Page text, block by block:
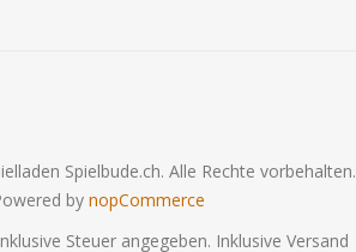
Spielbude.ch. Alle Rechte vorbehalten.
by nopCommerce
Steuer angegeben. Inklusive Versand